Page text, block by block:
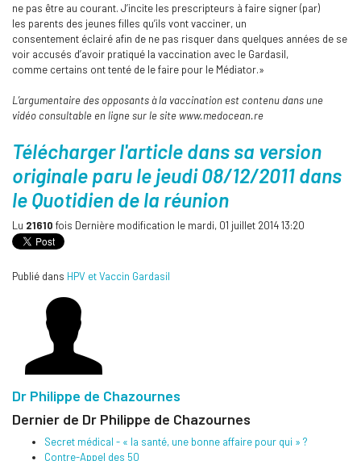
ne pas être au courant. J’incite les prescripteurs à faire signer (par)
les parents des jeunes filles qu’ils vont vacciner, un
consentement éclairé afin de ne pas risquer dans quelques années de se
voir accusés d’avoir pratiqué la vaccination avec le Gardasil,
comme certains ont tenté de le faire pour le Médiator.»
L’argumentaire des opposants à la vaccination est contenu dans une
vidéo consultable en ligne sur le site www.medocean.re
Télécharger l'article dans sa version
originale paru le jeudi 08/12/2011 dans
le Quotidien de la réunion
Lu 21610 fois Dernière modification le mardi, 01 juillet 2014 13:20
Publié dans HPV et Vaccin Gardasil
Dr Philippe de Chazournes
Dernier de Dr Philippe de Chazournes
Secret médical - « la santé, une bonne affaire pour qui » ?
Contre-Appel des 50